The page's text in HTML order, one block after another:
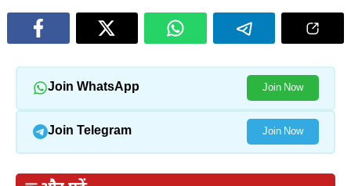
Join WhatsApp Join Now
Join Telegram Join Now